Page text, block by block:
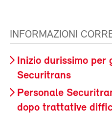
INFORMAZIONI
Inizio durissimo per
Securitrans
Personale
dopo trattative